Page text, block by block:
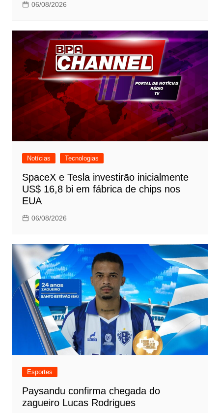
06/08/2026
Notícias Tecnologias
SpaceX e Tesla investirão inicialmente
US$ 16,8 bi em fábrica de chips nos
EUA
06/08/2026
Esportes
Paysandu confirma chegada do
zagueiro Lucas Rodrigues